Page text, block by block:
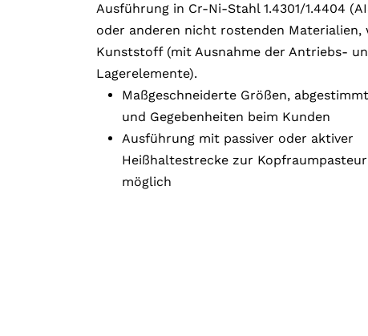
Ausführung in Cr-Ni-Stahl 1.4301/1.4404
oder anderen nicht rostenden Materialien,
Kunststoff (mit Ausnahme der Antriebs-
Lagerelemente).
Maßgeschneiderte Größen,
und Gegebenheiten beim Kunden
Ausführung mit passiver oder aktiver
Heißhaltestrecke zur
möglich